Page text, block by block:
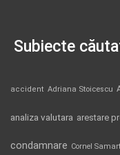
Subiecte
accident Adriana Stoicescu
analiza valutara arestare
condamnare Cornel